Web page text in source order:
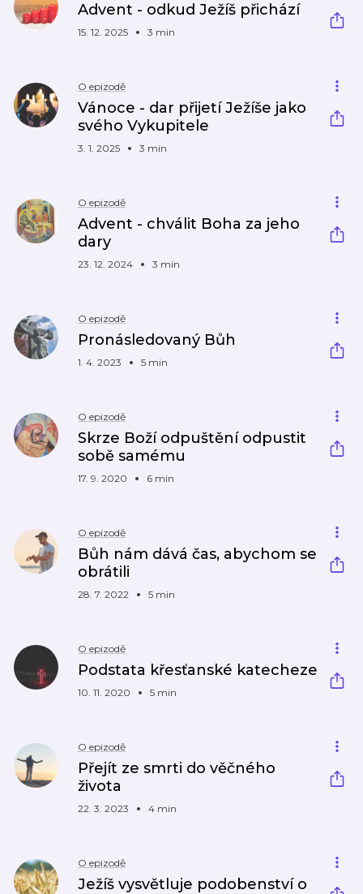
Advent - odkud Ježíš přichází
15. 12. 2025 3 min
O epizodě
Vánoce - dar přijetí Ježíše jako
svého Vykupitele
3. 1. 2025 3 min
O epizodě
Advent - chválit Boha za jeho
dary
23. 12. 2024 3 min
O epizodě
Pronásledovaný Bůh
1. 4. 2023 5 min
O epizodě
Skrze Boží odpuštění odpustit
sobě samému
17. 9. 2020 6 min
O epizodě
Bůh nám dává čas, abychom se
obrátili
28. 7. 2022 5 min
O epizodě
Podstata křesťanské katecheze
10. 11. 2020 5 min
O epizodě
Přejít ze smrti do věčného
života
22. 3. 2023 4 min
O epizodě
Ježíš vysvětluje podobenství o